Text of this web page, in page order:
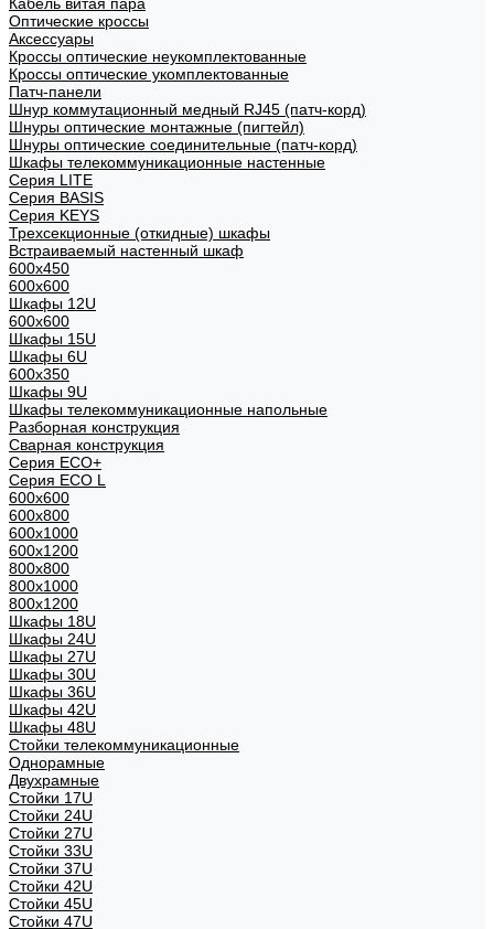
Оптические кроссы
Аксессуары
Кроссы оптические неукомплектованные
Кроссы оптические укомплектованные
Патч-панели
Шнур коммутационный медный RJ45 (патч-корд)
Шнуры оптические монтажные (пигтейл)
Шнуры оптические соединительные (патч-корд)
Шкафы телекоммуникационные настенные
Cерия LITE
Cерия BASIS
Cерия KEYS
Трехсекционные (откидные) шкафы
Встраиваемый настенный шкаф
600x450
600x600
Шкафы 12U
600x600
Шкафы 15U
Шкафы 6U
600x350
Шкафы 9U
Шкафы телекоммуникационные напольные
Разборная конструкция
Сварная конструкция
Серия ECO+
Серия ECO L
600x600
600x800
600х1000
600х1200
800x800
800х1000
800х1200
Шкафы 18U
Шкафы 24U
Шкафы 27U
Шкафы 30U
Шкафы 36U
Шкафы 42U
Шкафы 48U
Стойки телекоммуникационные
Однорамные
Двухрамные
Стойки 17U
Стойки 24U
Стойки 27U
Стойки 33U
Стойки 37U
Стойки 42U
Стойки 45U
Стойки 47U